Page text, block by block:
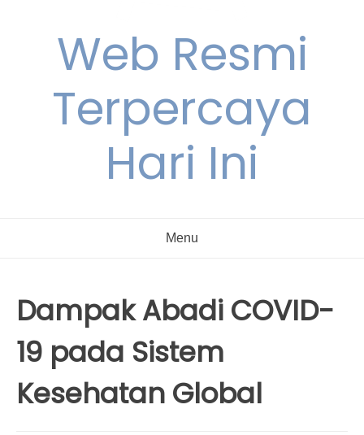
Web Resmi
Terpercaya
Hari Ini
Menu
Dampak Abadi COVID-
19 pada Sistem
Kesehatan Global